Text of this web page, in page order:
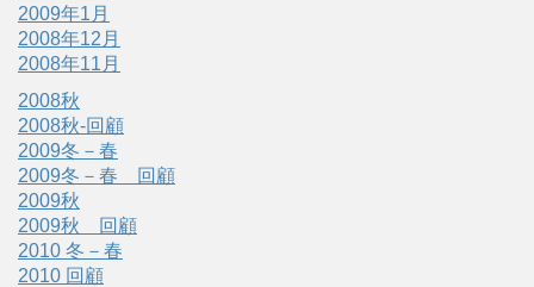
2009年1月
2008年12月
2008年11月
2008秋
2008秋-回顧
2009冬－春
2009冬－春 回顧
2009秋
2009秋 回顧
2010 冬－春
2010 回顧